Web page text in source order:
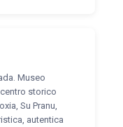
Museo
storico
Su Pranu,
autentica